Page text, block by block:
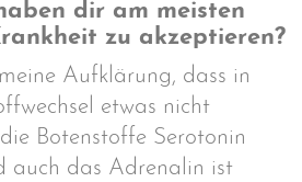
dir am meisten
zu akzeptieren?
Aufklärung, dass in
etwas nicht
Botenstoffe Serotonin
auch das Adrenalin ist